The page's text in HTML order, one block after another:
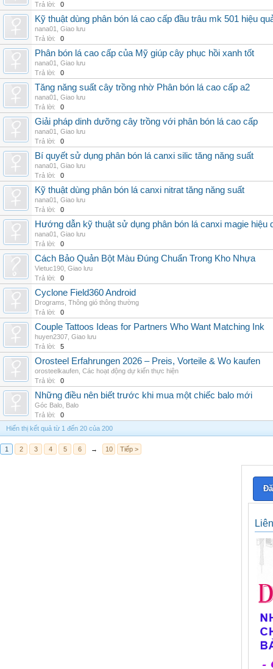
Trả lời:
0
Kỹ thuật dùng phân bón lá cao cấp đầu trâu mk 501 hiệu
nana01
Giao lưu
Trả lời:
0
Phân bón lá cao cấp của Mỹ giúp cây phục hồi xanh tốt
nana01
Giao lưu
Trả lời:
0
Tăng năng suất cây trồng nhờ Phân bón lá cao cấp a2
nana01
Giao lưu
Trả lời:
0
Giải pháp dinh dưỡng cây trồng với phân bón lá cao cấp
nana01
Giao lưu
Trả lời:
0
Bí quyết sử dụng phân bón lá canxi silic tăng năng suất
nana01
Giao lưu
Trả lời:
0
Kỹ thuật dùng phân bón lá canxi nitrat tăng năng suất
nana01
Giao lưu
Trả lời:
0
Hướng dẫn kỹ thuật sử dụng phân bón lá canxi magie hiệu
nana01
Giao lưu
Trả lời:
0
Cách Bảo Quản Bột Màu Đúng Chuẩn Trong Kho Nhựa
Vietuc190 Giao lưu
Trả lời:
0
Cyclone Field360 Android
Drograms Thông gió thông thường
Trả lời:
0
Couple Tattoos Ideas for Partners Who Want Matching Ink
huyen2307 Giao lưu
Trả lời:
5
Orosteel Erfahrungen 2026 – Preis, Vorteile & Wo kaufen
orosteelkaufen Các hoạt động dự kiến thực hiện
Trả lời:
0
Những điều nên biết trước khi mua một chiếc balo mới
Góc Balo Balo
Trả lời:
0
Hiển thị kết quả từ 1 đến 20 của 200
1 2 3 4 5 6 → 10 Tiếp >